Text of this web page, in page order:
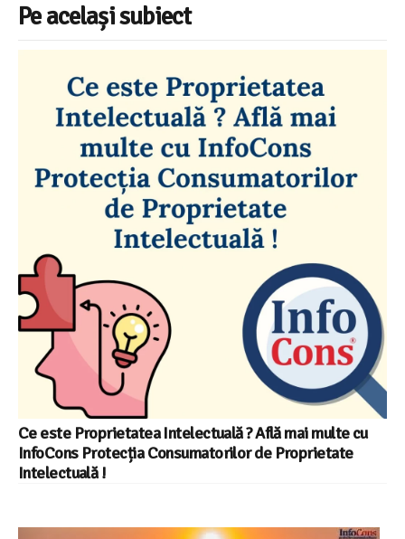
Pe același subiect
Ce este Proprietatea Intelectuală ? Află mai multe cu
InfoCons Protecția Consumatorilor de Proprietate
Intelectuală !